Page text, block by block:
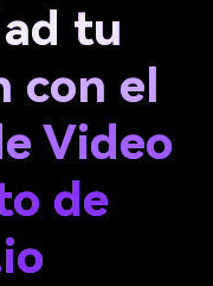
tu
con el
Video
de